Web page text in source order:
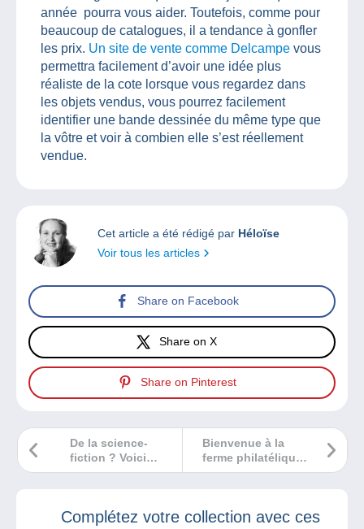
année pourra vous aider. Toutefois, comme pour
beaucoup de catalogues, il a tendance à gonfler
les prix. Un site de vente comme Delcampe vous
permettra facilement d’avoir une idée plus
réaliste de la cote lorsque vous regardez dans
les objets vendus, vous pourrez facilement
identifier une bande dessinée du même type que
la vôtre et voir à combien elle s’est réellement
vendue.
Cet article a été rédigé par Héloïse
Voir tous les articles
Share on Facebook
Share on X
Share on Pinterest
Bienvenue à la
ferme philatélique
!
De la science-
fiction ? Voici
quelques
Complétez votre collection avec ces